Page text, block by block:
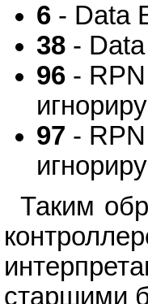
6 - Data
38 -
96 -
97 -
Таким
старшими